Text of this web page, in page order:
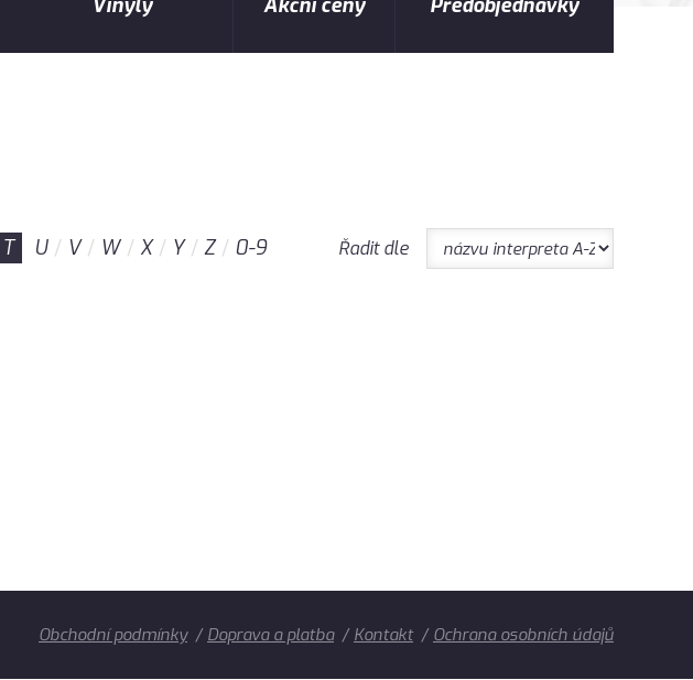
Vinyly Akční ceny Předobjednávky
T U V W X Y Z 0-9 Řadit dle
Obchodní podmínky Doprava a platba Kontakt Ochrana osobních údajů